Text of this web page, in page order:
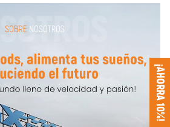
de precarga
de coilovers. Para una conducción
la amortiguación a plena suavidad.
enérgica, configúrelo en 16 clics. Para
configúrelo como rígido.
de almohada: este diseño ayuda a
¡AHORRA 10%!